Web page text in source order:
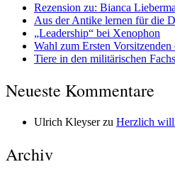
Rezension zu: Bianca
Aus der Antike lernen für die
„Leadership“ bei Xenophon
Wahl zum Ersten
Tiere in den militärischen
Neueste Kommentare
Ulrich Kleyserzu Herzlich
Archiv